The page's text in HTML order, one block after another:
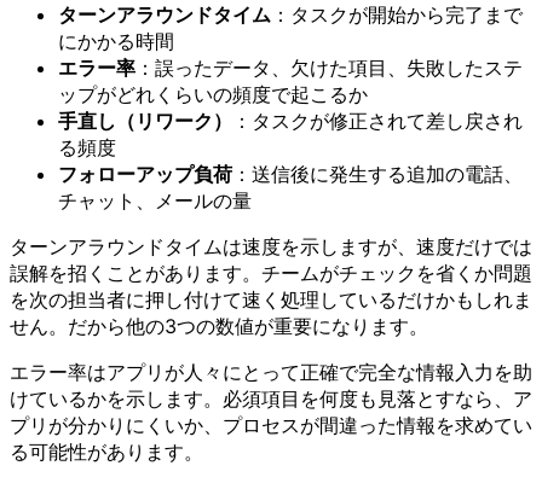
ターンアラウンドタイム ：タスクが開始から完了まで
にかかる時間
エラー率 ：誤ったデータ、欠けた項目、失敗したステ
ップがどれくらいの頻度で起こるか
手直し（リワーク）
：タスクが修正されて差し戻され
る頻度
フォローアップ負荷 ：送信後に発生する追加の電話、
チャット、メールの量
ターンアラウンドタイムは速度を示しますが、速度だけでは
誤解を招くことがあります。チームがチェックを省くか問題
を次の担当者に押し付けて速く処理しているだけかもしれま
せん。だから他の3つの数値が重要になります。
エラー率はアプリが人々にとって正確で完全な情報入力を助
けているかを示します。必須項目を何度も見落とすなら、ア
プリが分かりにくいか、プロセスが間違った情報を求めてい
る可能性があります。